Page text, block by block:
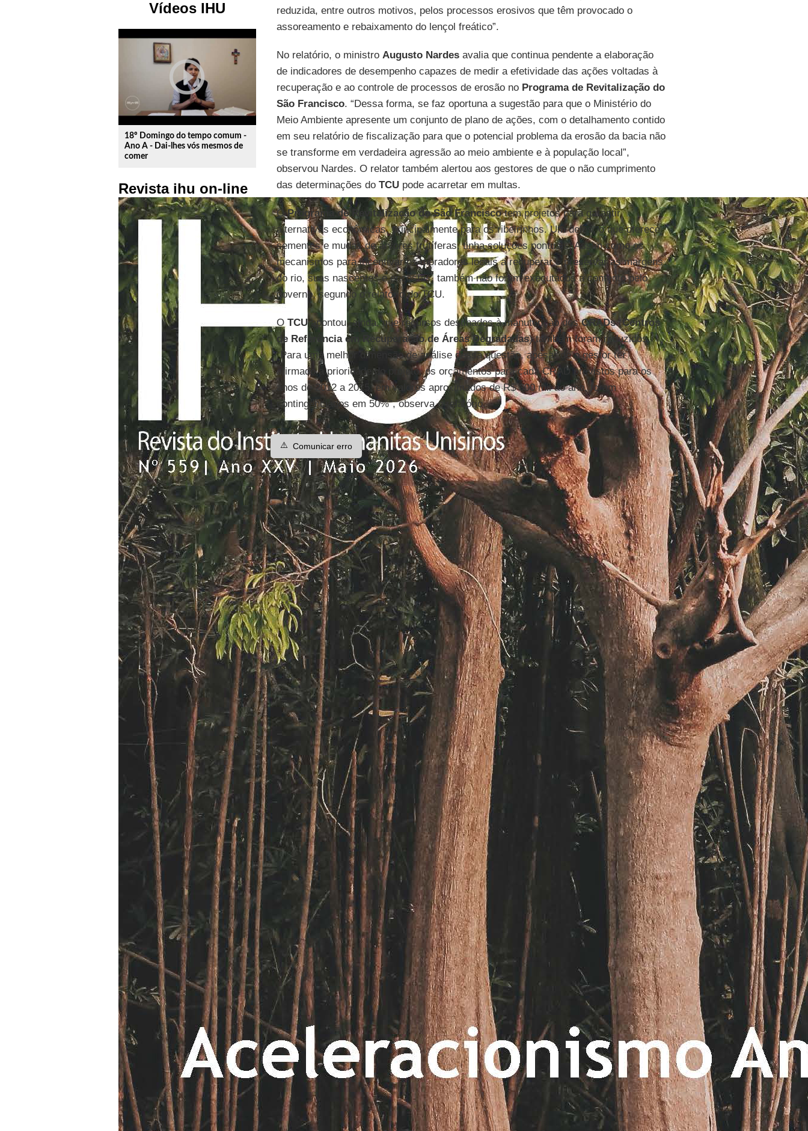
Vídeos IHU
play_circle_outline
18º Domingo do tempo comum -
Ano A - Dai-lhes vós mesmos de
comer
Revista ihu on-line
reduzida, entre outros motivos, pelos processos erosivos que têm provocado o
assoreamento e rebaixamento do lençol freático”.
No relatório, o ministro Augusto Nardesavalia que continua pendente a elaboração
de indicadores de desempenho capazes de medir a efetividade das ações voltadas à
recuperação e ao controle de processos de erosão no Programa de Revitalização do
São Francisco. “Dessa forma, se faz oportuna a sugestão para que o Ministério do
Meio Ambiente apresente um conjunto de plano de ações, com o detalhamento contido
em seu relatório de fiscalização para que o potencial problema da erosão da bacia não
se transforme em verdadeira agressão ao meio ambiente e à população local”,
observou Nardes. O relator também alertou aos gestores de que o não cumprimento
das determinações do TCUpode acarretar em multas.
OPrograma de Revitalização do São Franciscotem projetos para garantir
alternativas econômicas, principalmente para os ribeirinhos. Um deles, o que oferece
sementes e mudas de árvores frutíferas, tinha soluções pontuais. Assim como os
mecanismos para incentivar os moradores locais a recuperar e preservar as margens
do rio, suas nascentes e encostas, também não foram executados a contento pelo
governo, segundo o relatório do TCU.
O TCUapontou, ainda, que recursos destinados à manutenção dosCRADs(Centros
de Referência em Recuperação de Áreas Degradadas) também foram reduzidos.
“Para uma melhor dimensão de análise dessa questão, apesar de o gestor ter
afirmado a prioridade do projeto, os orçamentos para cada CRAD previstos para os
anos de 2012 a 2015, em valores aproximados de R$ 300 mil ao ano, foram
contingenciados em 50%”, observa o relatório.
⚠️ Comunicar erro